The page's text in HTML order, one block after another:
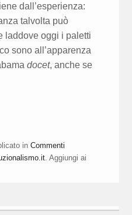
dall’esperienza:
talvolta può
laddove oggi i paletti
sono all’apparenza
docet, anche se
inCommenti
. Aggiungi ai